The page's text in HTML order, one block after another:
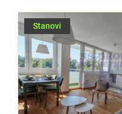
Stanovi